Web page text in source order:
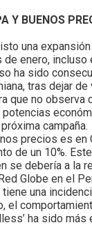
Y BUENOS
una
de enero, incluso
ha sido
tras dejar de
que no observa
campaña.
precios es en
de un 10%.
se debería a la
Globe en el
una
el
ha sido más